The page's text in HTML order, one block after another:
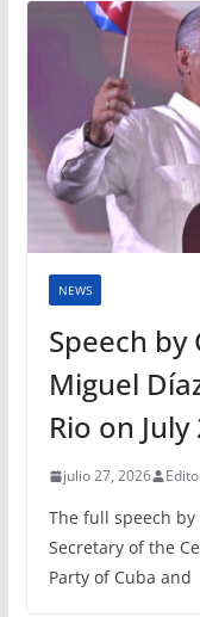
NEWS
Speech
Miguel
Rio on
julio 27, 2026
The full speech
Secretary of the
Party of Cuba and